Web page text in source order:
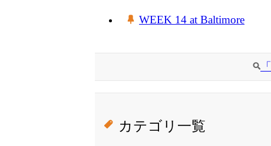
WEEK 14 at Baltimore
カテゴリ一覧